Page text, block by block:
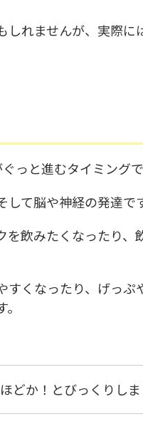
しれませんが、実際
っと進むタイミングで
て脳や神経の発達で
飲みたくなったり
くなったり、げっ
どか！とびっくりしま